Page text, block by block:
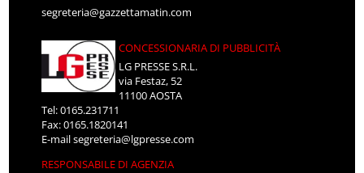
segreteria@gazzettamatin.com
CONCESSIONARIA DI PUBBLICITÀ
LG PRESSE S.R.L.
via Festaz, 52
11100 AOSTA
Tel: 0165.231711
Fax: 0165.1820141
E-mailsegreteria@lgpresse.com
RESPONSABILE DI AGENZIA